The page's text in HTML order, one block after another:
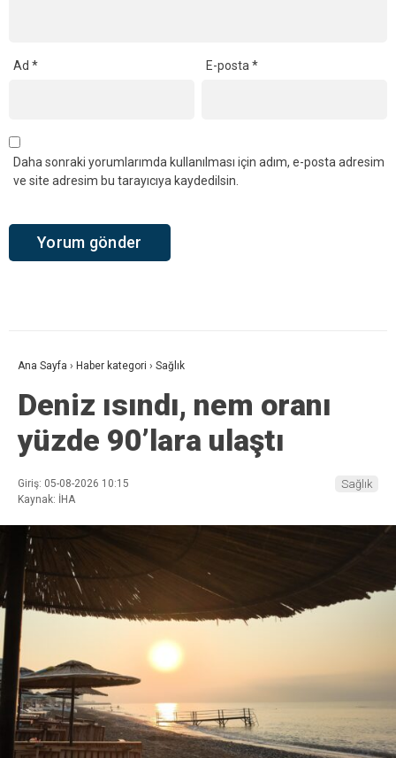
Ad * E-posta*
Daha sonraki yorumlarımda kullanılması için adım, e-posta adresim
ve site adresim bu tarayıcıya kaydedilsin.
Ana Sayfa › Haber kategori › Sağlık
Deniz ısındı, nem oranı
yüzde 90’lara ulaştı
Giriş: 05-08-2026 10:15
Kaynak: İHA
Sağlık